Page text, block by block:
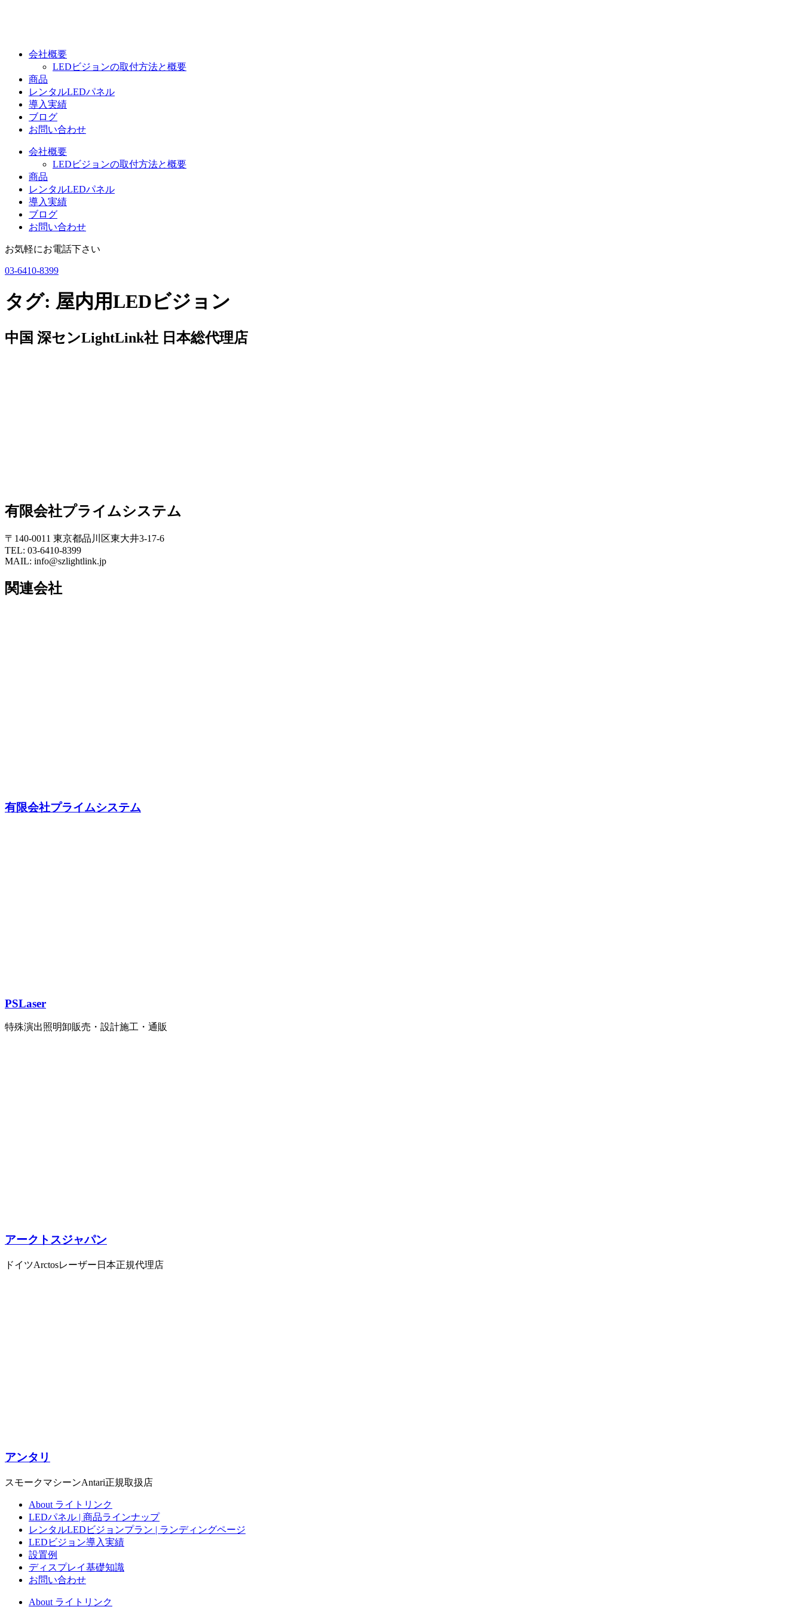
会社概要
LEDビジョンの取付方法と概要
商品
レンタルLEDパネル
導入実績
ブログ
お問い合わせ
会社概要
LEDビジョンの取付方法と概要
商品
レンタルLEDパネル
導入実績
ブログ
お問い合わせ
お気軽にお電話下さい
03-6410-8399
タグ: 屋内用LEDビジョン
中国 深センLightLink社 日本総代理店
有限会社プライムシステム
〒140-0011 東京都品川区東大井3-17-6
TEL: 03-6410-8399
MAIL: info@szlightlink.jp
関連会社
有限会社プライムシステム
PSLaser
特殊演出照明卸販売・設計施工・通販
アークトスジャパン
ドイツArctosレーザー日本正規代理店
アンタリ
スモークマシーンAntari正規取扱店
About ライトリンク
LEDパネル | 商品ラインナップ
レンタルLEDビジョンプラン | ランディングページ
LEDビジョン導入実績
設置例
ディスプレイ基礎知識
お問い合わせ
About ライトリンク